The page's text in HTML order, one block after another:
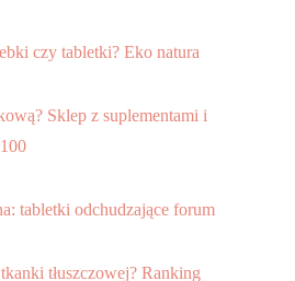
czy tabletki? Eko natura
Sklep z suplementami i
tabletki odchudzające forum
tłuszczowej? Ranking